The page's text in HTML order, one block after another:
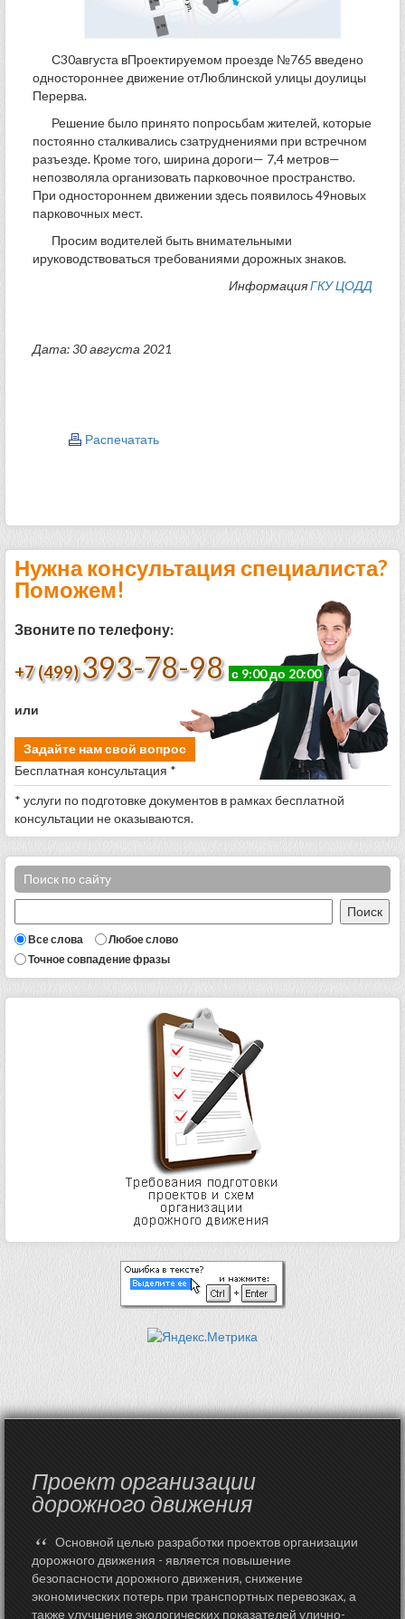
С30августа вПроектируемом проезде №765 введено
одностороннее движение отЛюблинской улицы доулицы
Перерва.
Решение было принято попросьбам жителей, которые
постоянно сталкивались сзатруднениями при встречном
разъезде. Кроме того, ширина дороги— 7,4 метров—
непозволяла организовать парковочное пространство.
При одностороннем движении здесь появилось 49новых
парковочных мест.
Просим водителей быть внимательными
ируководствоваться требованиями дорожных знаков.
ИнформацияГКУ ЦОДД
Дата: 30 августа 2021
Распечатать
Нужна консультация специалиста?
Поможем!
Звоните по телефону:
+7 (499) 393-78-98 с 9:00 до 20:00
или
Задайте нам свой вопрос
Бесплатная консультация *
* услуги по подготовке документов в рамках бесплатной
консультации не оказываются.
Поиск по сайту
Все слова
Любое слово
Точное совпадение фразы
Проект организации
дорожного движения
“ Основной целью разработки проектов организации
дорожного движения - является повышение
безопасности дорожного движения, снижение
экономических потерь при транспортных перевозках, а
также улучшение экологических показателей улично-